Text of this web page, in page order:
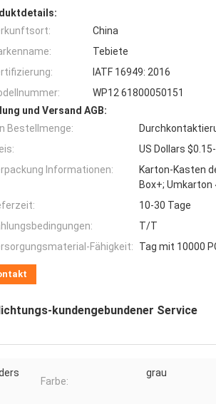
China
Tebiete
IATF 16949: 2016
WP12 61800050151
und Versand AGB:
Bestellmenge:
US Dollars
Informationen:
Karton-Kasten
Box+;
10-30 Tage
T/T
Fähigkeit:
Tag mit 10000
kundengebundener Service
Farbe:
grau